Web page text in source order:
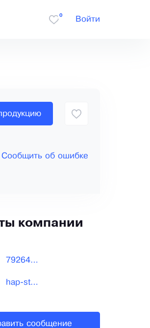
0
Войти
Сообщить об ошибке
компании
79264665020
hap-store@ya.ru
сообщение